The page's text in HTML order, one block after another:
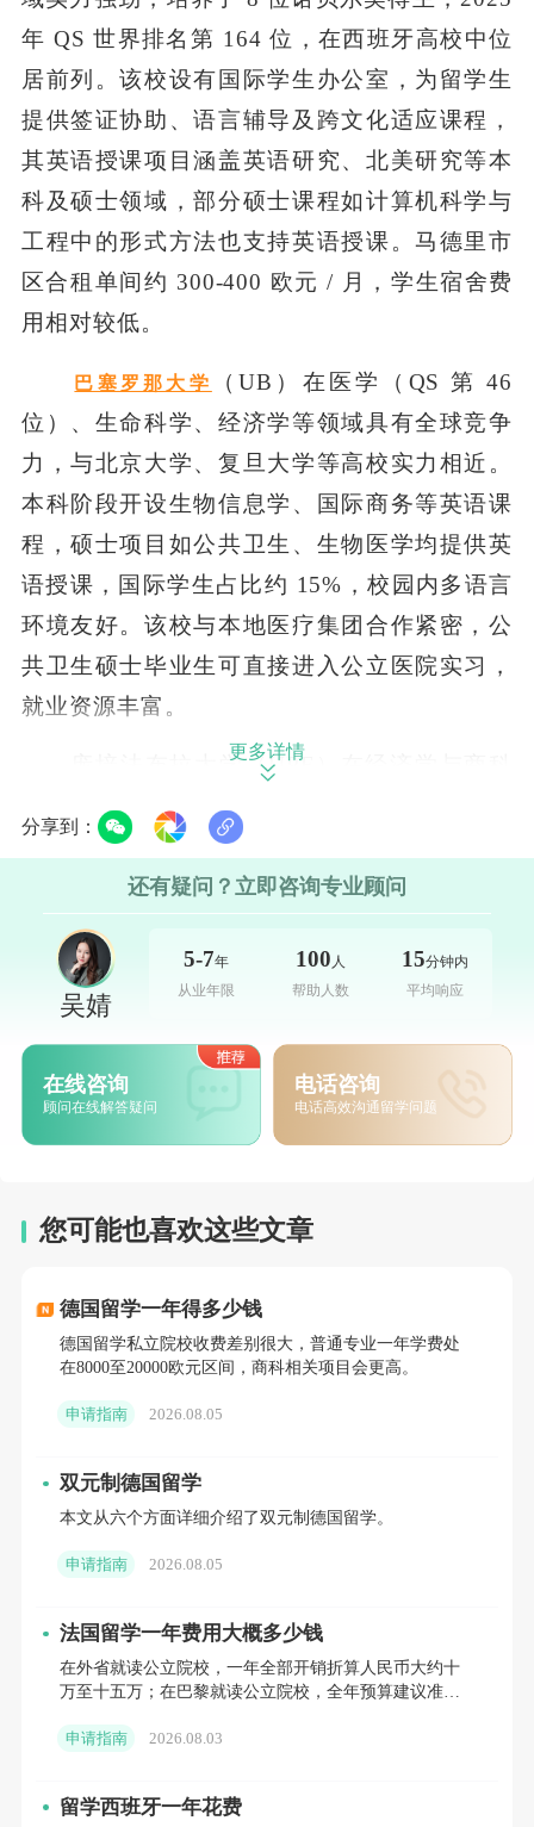
年 QS 世界排名第 164 位，在西班牙高校中位
居前列。该校设有国际学生办公室，为留学生
提供签证协助、语言辅导及跨文化适应课程，
其英语授课项目涵盖英语研究、北美研究等本
科及硕士领域，部分硕士课程如计算机科学与
工程中的形式方法也支持英语授课。马德里市
区合租单间约 300-400 欧元 / 月，学生宿舍费
用相对较低。
巴塞罗那大学
（UB）在医学（QS 第 46
位）、生命科学、经济学等领域具有全球竞争
力，与北京大学、复旦大学等高校实力相近。
本科阶段开设生物信息学、国际商务等英语课
程，硕士项目如公共卫生、生物医学均提供英
语授课，国际学生占比约 15%，校园内多语言
环境友好。该校与本地医疗集团合作紧密，公
共卫生硕士毕业生可直接进入公立医院实习，
就业资源丰富。
庞培法布拉大学（UPF）在经济学与商科
领域表现突出，全球排名前 50，以数据分析、
国际商务等专业著称。本科阶段开设金融、国
际经济等英语课程，硕士项目如金融、市场营
销全英文授课，毕业生多进入 BBVA 银行、
Inditex 等企业，平均薪资较其他地区高
15%-20%。学校位于巴塞罗那市中心，毗邻科
技园区，实习机会丰富，为学生职业发展提供
了便利条件。
加泰罗尼亚理工大学（UPC）是西班牙理
位）、工程学等专业领先，与西门子、Inditex
人工智能等英语课程，硕士项目如数据科学、
能源工程全英文授课，学生可参与企业真实项
格拉纳达大学在文化遗产管理、旅游管理
等特色领域表现优异，软科全球体育类院系排
名前列，本科阶段开设旅游管理、运动科学等
英文授课。格拉纳达市生活成本较低，合租单
间约 200-250 欧元 / 月，适合预算有限的学
生，且能让学生深度体验西班牙传统文化。
武康大学（UCAM）作为私立院校，具有
更多详情
分享到：
还有疑问？立即咨询专业顾问
吴婧
5-7年
从业年限
100 人
帮助人数
15分钟内
平均响应
在线咨询
顾问在线解答疑问
电话咨询
电话高效沟通留学问题
您可能也喜欢这些文章
德国留学一年得多少钱
德国留学私立院校收费差别很大，普通专业一年学费处
在8000至20000欧元区间，商科相关项目会更高。
申请指南 2026.08.05
双元制德国留学
本文从六个方面详细介绍了双元制德国留学。
申请指南 2026.08.05
法国留学一年费用大概多少钱
在外省就读公立院校，一年全部开销折算人民币大约十
万至十五万；在巴黎就读公立院校，全年预算建议准备
异，一年总支出普
申请指南 2026.08.03
留学西班牙一年花费